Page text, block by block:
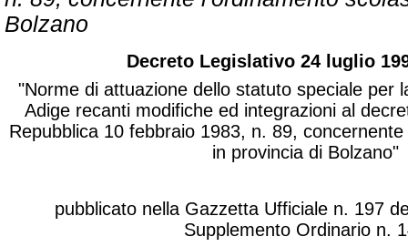
Bolzano
Decreto Legislativo 24 luglio
"Norme di attuazione dello statuto speciale per
Adige recanti modifiche ed integrazioni al
Repubblica 10 febbraio 1983, n. 89,
in provincia di Bolzano"
pubblicato nella Gazzetta Ufficiale n. 197
Supplemento Ordinario n.